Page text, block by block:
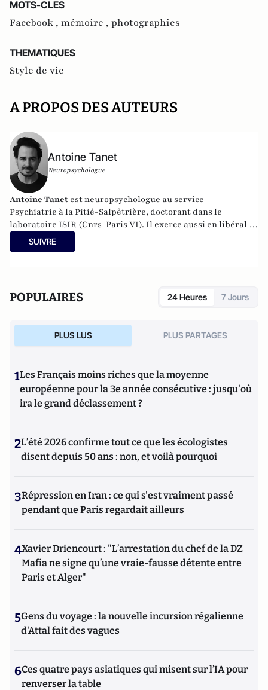
MOTS-CLES
Facebook , mémoire , photographies
THEMATIQUES
Style de vie
A PROPOS DES AUTEURS
Antoine Tanet
Neuropsychologue
Antoine Tanet est neuropsychologue au service
Psychiatrie à la Pitié-Salpêtrière, doctorant dans le
laboratoire ISIR (Cnrs-Paris VI). Il exerce aussi enlibéral à
Tours.
SUIVRE
POPULAIRES 24 Heures 7 Jours
PLUS LUS PLUS PARTAGES
1Les Français moins riches que la moyenne
européenne pour la 3e année consécutive : jusqu'où
ira le grand déclassement ?
2L’été 2026 confirme tout ce que les écologistes
disent depuis 50 ans : non, et voilà pourquoi
3Répression en Iran : ce qui s'est vraiment passé
pendant que Paris regardait ailleurs
4Xavier Driencourt : "L’arrestation du chef de la DZ
Mafia ne signe qu’une vraie-fausse détente entre
Paris et Alger"
5Gens du voyage : la nouvelle incursion régalienne
d'Attal fait des vagues
6Ces quatre pays asiatiques qui misent sur l’IA pour
renverser la table